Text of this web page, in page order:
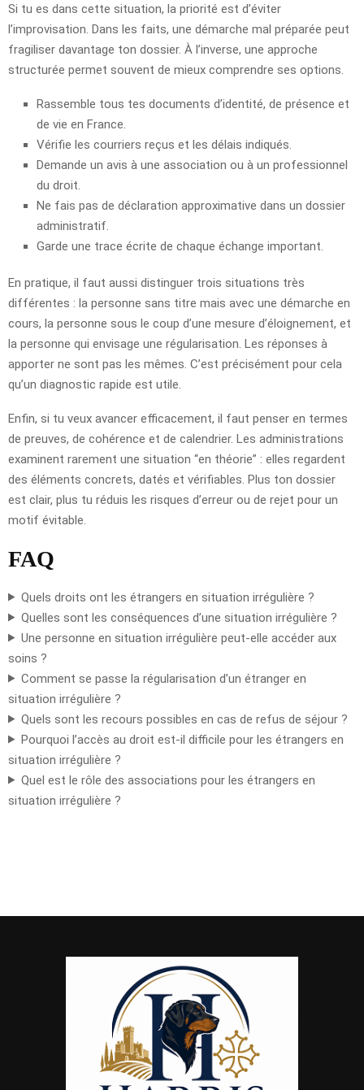
Si tu es dans cette situation, la priorité est d’éviter
l’improvisation. Dans les faits, une démarche mal préparée peut
fragiliser davantage ton dossier. À l’inverse, une approche
structurée permet souvent de mieux comprendre ses options.
Rassemble tous tes documents d’identité, de présence et
de vie en France.
Vérifie les courriers reçus et les délais indiqués.
Demande un avis à une association ou à un professionnel
du droit.
Ne fais pas de déclaration approximative dans un dossier
administratif.
Garde une trace écrite de chaque échange important.
En pratique, il faut aussi distinguer trois situations très
différentes : la personne sans titre mais avec une démarche en
cours, la personne sous le coup d’une mesure d’éloignement, et
la personne qui envisage une régularisation. Les réponses à
apporter ne sont pas les mêmes. C’est précisément pour cela
qu’un diagnostic rapide est utile.
Enfin, si tu veux avancer efficacement, il faut penser en termes
de preuves, de cohérence et de calendrier. Les administrations
examinent rarement une situation “en théorie” : elles regardent
des éléments concrets, datés et vérifiables. Plus ton dossier
est clair, plus tu réduis les risques d’erreur ou de rejet pour un
motif évitable.
FAQ
Quels droits ont les étrangers en situation irrégulière ?
Quelles sont les conséquences d’une situation irrégulière ?
Une personne en situation irrégulière peut-elle accéder aux
soins ?
Comment se passe la régularisation d’un étranger en
situation irrégulière ?
Quels sont les recours possibles en cas de refus de séjour ?
Pourquoi l’accès au droit est-il difficile pour les étrangers en
situation irrégulière ?
Quel est le rôle des associations pour les étrangers en
situation irrégulière ?